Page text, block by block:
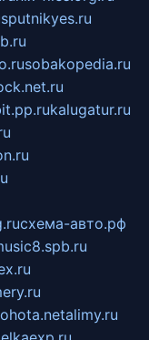
sputnikyes.ru
sobakopedia.ru
kalugatur.ru
схема-авто.рф
alimy.ru